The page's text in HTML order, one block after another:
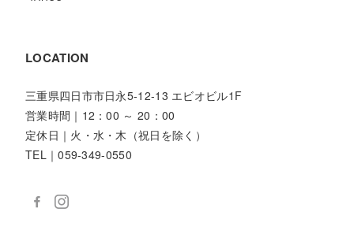
LOCATION
三重県四日市市日永5-12-13 エビオビル1F
営業時間｜12：00 ～ 20：00
定休日｜火・水・木（祝日を除く）
TEL｜059-349-0550